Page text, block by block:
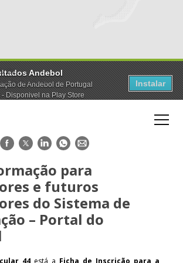
Andebol
de Andebol de Portugal
- Disponivel na Play Store
Instalar
Facebook
TwitterLinkedInWhatsApp
E-
para
e futuros
do Sistema de
– Portal do
44 está a Ficha de Inscrição para a